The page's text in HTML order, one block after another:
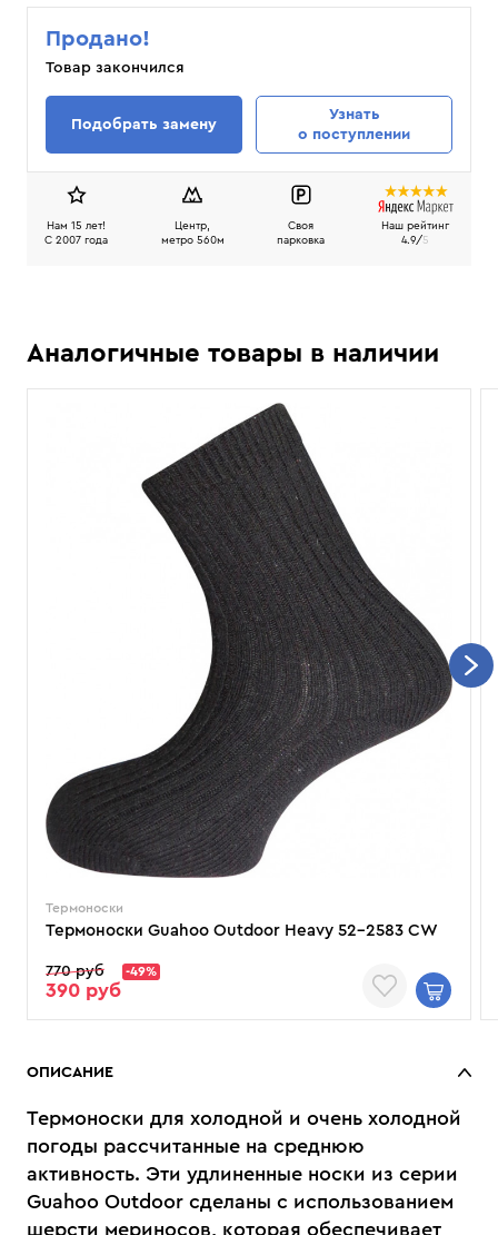
Продано!
Товар закончился
Подобрать замену
Узнать
о поступлении
Нам 15 лет!
C 2007 года
Центр,
метро 560м
Своя
парковка
Наш рейтинг
4.9/5
Аналогичные товары в наличии
Термоноски
Термоноски Guahoo Outdoor Heavy 52-2583 CW
770 руб -49%
390 руб
ОПИСАНИЕ
Термоноски для холодной и очень холодной
погоды рассчитанные на среднюю
активность. Эти удлиненные носки из серии
Guahoo Outdoor сделаны с использованием
шерсти мериносов, которая обеспечивает